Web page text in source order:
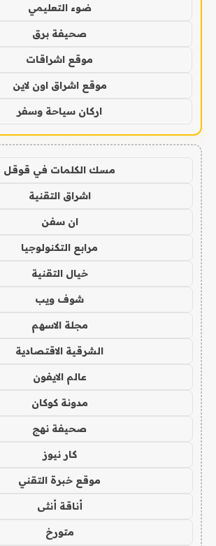
ضوء التعليمي
صحيفة برق
موقع اشراقات
موقع اشراق اون لاين
اركان سياحة وسفر
مسك الكلمات في قوقل
اشراق التقنية
ان سفن
مرابع التكنولوجيا
خيال التقنية
شوف ويب
مجلة الاسهم
الشرقية الاقتصادية
عالم الايفون
مدونة كوكان
صحيفة نهج
كار نيوز
موقع خبرة التقني
أناقة أنثى
متورخ